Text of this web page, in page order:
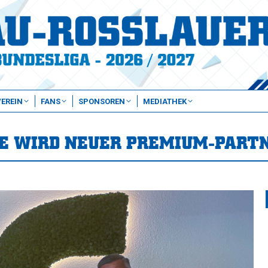
FANS SPONSOREN MEDIATHEK
WIRD NEUER PREMIUM-